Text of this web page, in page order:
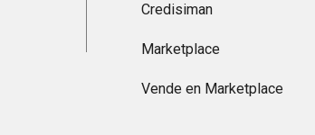
Credisiman
Marketplace
Vende en Marketplace